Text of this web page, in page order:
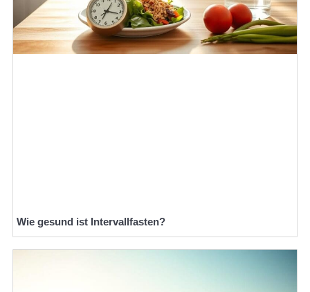
Wie gesund ist Intervallfasten?